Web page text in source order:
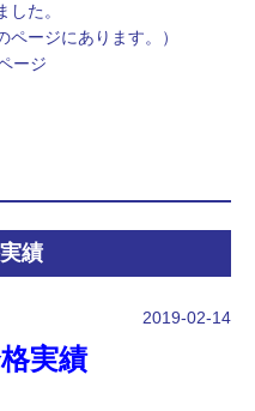
した。
ページにあります。）
ージ
績
2019-02-14
実績